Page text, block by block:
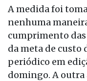
A medida foi
nenhuma
cumprimento
da meta de custo
periódico em
domingo. A